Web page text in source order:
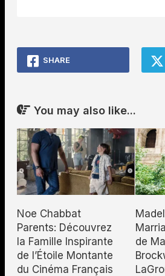
SHARE
You may also like...
Noe Chabbat
Parents: Découvrez
la Famille Inspirante
de l’Étoile Montante
du Cinéma Français
de